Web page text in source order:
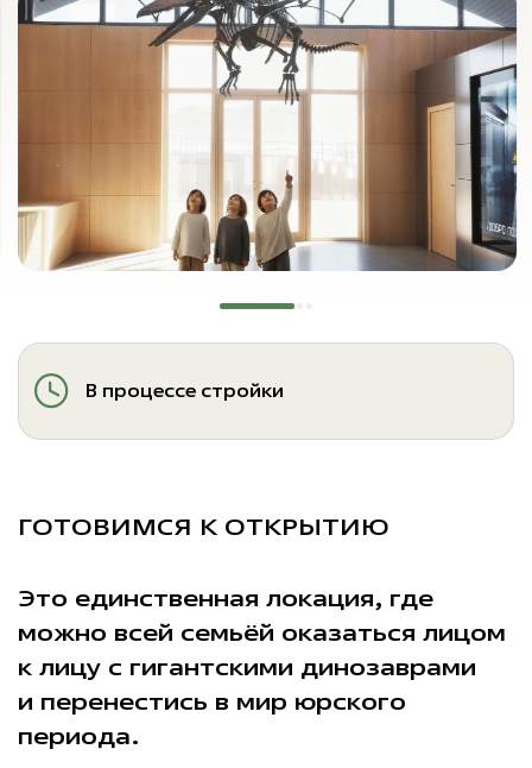
ГОТОВИМСЯ К ОТКРЫТИЮ
Это единственная локация, где
можно всей семьёй оказаться лицом
к лицу с гигантскими динозаврами
и перенестись в мир юрского
периода.
В процессе стройки